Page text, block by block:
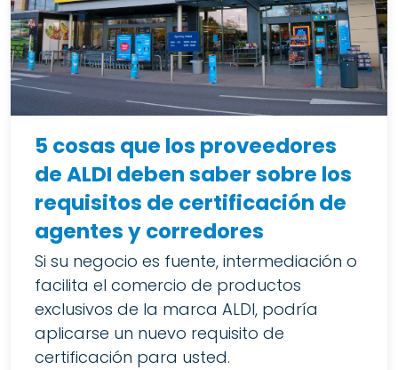
5 cosas que los proveedores
de ALDI deben saber sobre los
requisitos de certificación de
agentes y corredores
Si su negocio es fuente, intermediación o
facilita el comercio de productos
exclusivos de la marca ALDI, podría
aplicarse un nuevo requisito de
certificación para usted.